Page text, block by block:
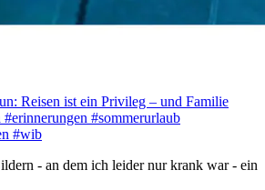
Reisen ist ein Privileg – und Familie
#sommerurlaub
#wib
- an dem ich leider nur krank war - ein